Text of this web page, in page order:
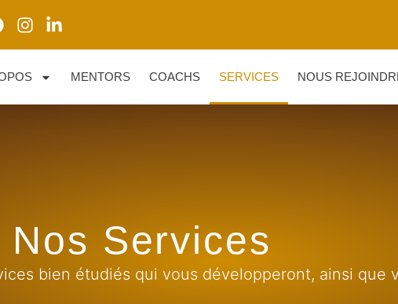
MENTORS COACHS SERVICES NOUS
Nos Services
bien étudiés qui vous développeront, ainsi que